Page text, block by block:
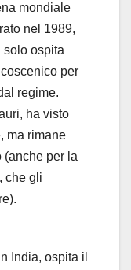
mondiale
nel 1989,
solo ospita
per
regime.
ha visto
ma rimane
(anche per la
che gli
India, ospita il